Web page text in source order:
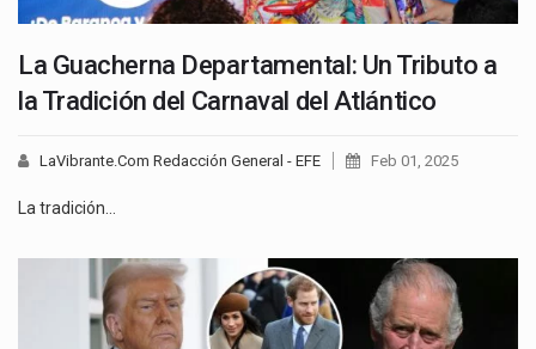
La Guacherna Departamental: Un Tributo a
la Tradición del Carnaval del Atlántico
LaVibrante.Com Redacción General - EFE Feb 01, 2025
La tradición…